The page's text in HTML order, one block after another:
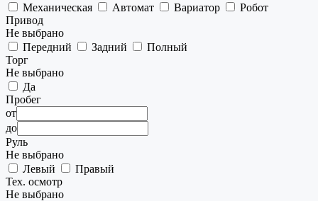
Механическая
Автомат Вариатор
Робот
Привод
Не выбрано
Передний
Задний
Полный
Торг
Не выбрано
Да
Пробег
от
до
Руль
Не выбрано
Левый
Правый
Тех. осмотр
Не выбрано